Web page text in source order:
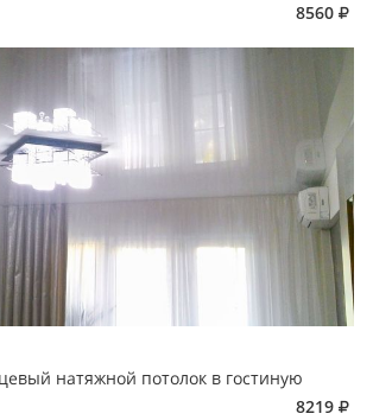
8560
натяжной потолок в гостиную
8219